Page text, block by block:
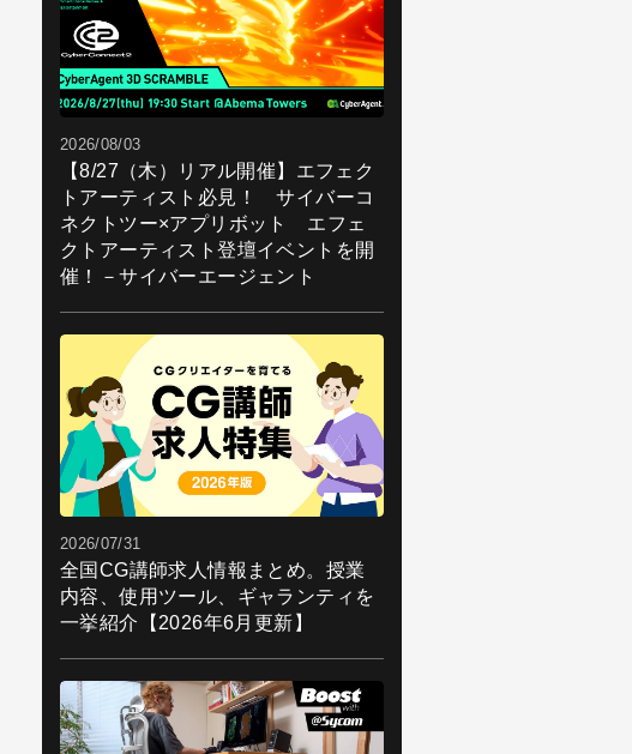
2026/08/03
【8/27（木）リアル開催】エフェク
トアーティスト必見！ サイバーコ
ネクトツー×アプリボット エフェ
クトアーティスト登壇イベントを開
催！－サイバーエージェント
2026/07/31
全国CG講師求人情報まとめ。授業
内容、使用ツール、ギャランティを
一挙紹介【2026年6月更新】